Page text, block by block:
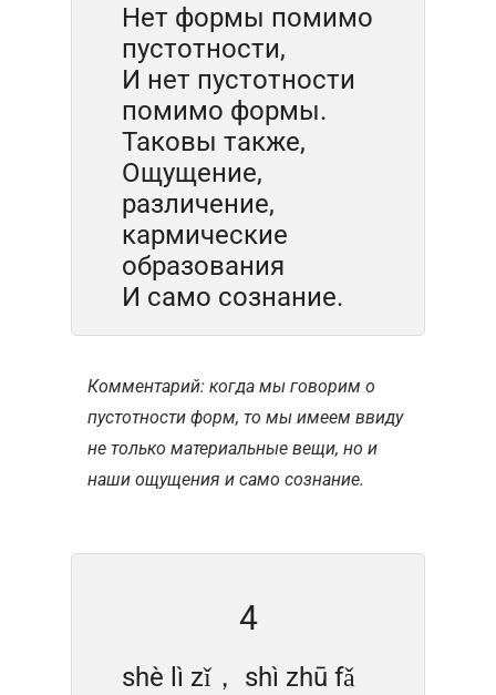
Нет формы помимо
пустотности,
И нет пустотности
помимо формы.
Таковы также,
Ощущение,
различение,
кармические
образования
И само сознание.
Комментарий: когда мы говорим о
пустотности форм, то мы имеем ввиду
не только материальные вещи, но и
наши ощущения и само сознание.
4
shè lì zǐ， shì zhū fǎ